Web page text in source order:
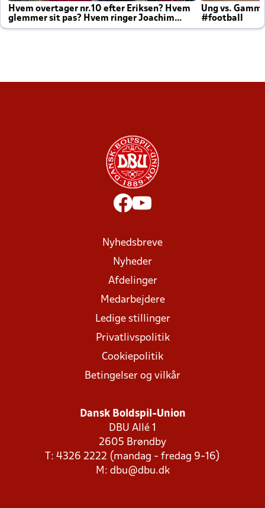
Hvem overtager nr.10 efter Eriksen? Hvem
glemmer sit pas? Hvem ringer Joachim
altid til efter kampe?
Ung vs.
#football
Nyhedsbreve
Nyheder
Afdelinger
Medarbejdere
Ledige stillinger
Privatlivspolitik
Cookiepolitik
Betingelser og vilkår
Dansk Boldspil-Union
DBU Allé 1
2605 Brøndby
T: 4326 2222 (mandag - fredag 9-16)
M: dbu@dbu.dk